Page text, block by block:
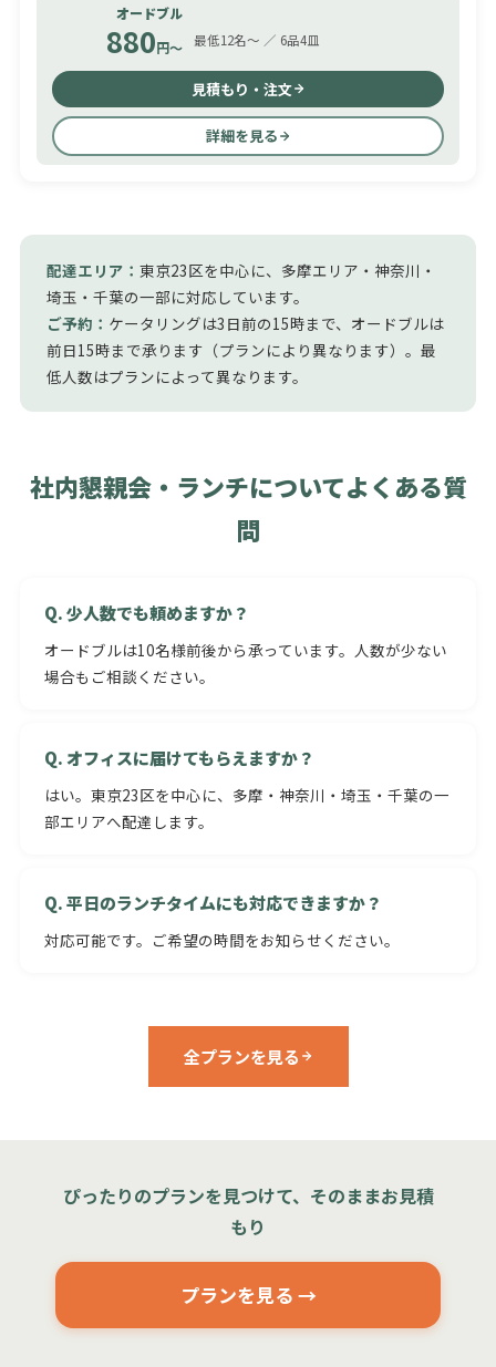
オードブル
880円〜 最低12名〜 ／ 6品4皿
見積もり・注文
詳細を見る
配達エリア： 東京23区を中心に、多摩エリア・神奈川・
埼玉・千葉の一部に対応しています。
ご予約： ケータリングは3日前の15時まで、オードブルは
前日15時まで承ります（プランにより異なります）。最
低人数はプランによって異なります。
社内懇親会・ランチについてよくある質
問
Q. 少人数でも頼めますか？
オードブルは10名様前後から承っています。人数が少ない
場合もご相談ください。
Q. オフィスに届けてもらえますか？
はい。東京23区を中心に、多摩・神奈川・埼玉・千葉の一
部エリアへ配達します。
Q. 平日のランチタイムにも対応できますか？
対応可能です。ご希望の時間をお知らせください。
全プランを見る
ぴったりのプランを見つけて、そのままお見積
もり
プランを見る →